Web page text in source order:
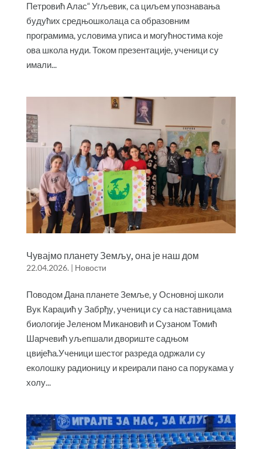
Петровић Алас“ Угљевик, са циљем упознавања
будућих средњошколаца са образовним
програмима, условима уписа и могућностима које
ова школа нуди. Током презентације, ученици су
имали...
Чувајмо планету Земљу, она је наш дом
22.04.2026. | Новости
Поводом Дана планете Земље, у Основној школи
Вук Караџић у Забрђу, ученици су са наставницама
биологије Јеленом Микановић и Сузаном Томић
Шарчевић уљепшали двориште садњом
цвијећа.Ученици шестог разреда одржали су
еколошку радионицу и креирали пано са порукама у
холу...